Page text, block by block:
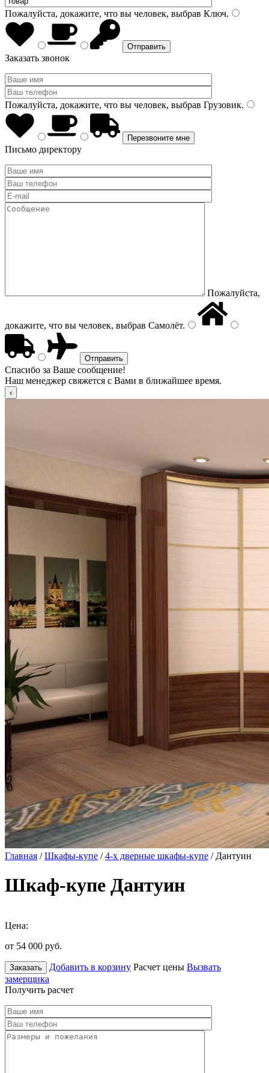
Пожалуйста, докажите, что вы человек, выбрав Ключ.
Заказать звонок
Пожалуйста, докажите, что вы человек, выбрав Грузовик.
Письмо директору
Пожалуйста,
докажите, что вы человек, выбрав Самолёт.
Спасибо за Ваше сообщение!
Наш менеджер свяжется с Вами в ближайшее время.
Главная /Шкафы-купе /4-х дверные шкафы-купе / Дантуин
Шкаф-купе Дантуин
Цена:
от 54 000 руб.
Заказать Добавить в корзину Расчет цены Вызвать
замерщика
Получить расчет